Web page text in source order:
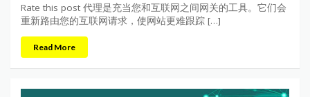
Rate this post 代理是充当您和互联网之间网关的工具。它们会
重新路由您的互联网请求，使网站更难跟踪 […]
Read More